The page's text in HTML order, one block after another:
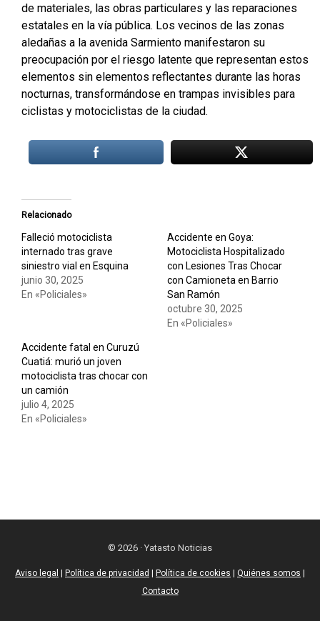
de materiales, las obras particulares y las reparaciones
estatales en la vía pública. Los vecinos de las zonas
aledañas a la avenida Sarmiento manifestaron su
preocupación por el riesgo latente que representan estos
elementos sin elementos reflectantes durante las horas
nocturnas, transformándose en trampas invisibles para
ciclistas y motociclistas de la ciudad.
Relacionado
Falleció motociclista
internado tras grave
siniestro vial en Esquina
junio 30, 2025
En «Policiales»
Accidente en Goya:
Motociclista Hospitalizado
con Lesiones Tras Chocar
con Camioneta en Barrio
San Ramón
octubre 30, 2025
En «Policiales»
Accidente fatal en Curuzú
Cuatiá: murió un joven
motociclista tras chocar con
un camión
julio 4, 2025
En «Policiales»
© 2026 · Yatasto Noticias
Aviso legal Política de privacidad Política de cookies Quiénes somos
Contacto